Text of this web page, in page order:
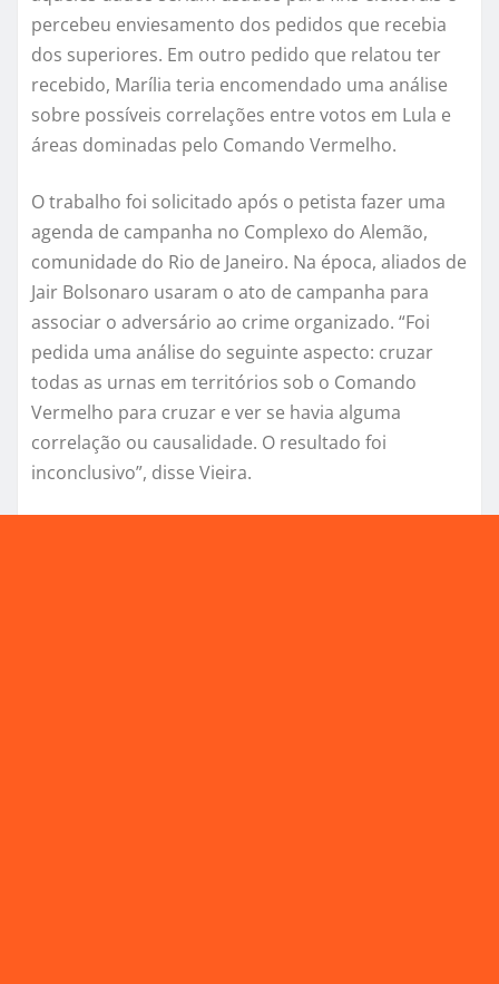
percebeu enviesamento dos pedidos que recebia
dos superiores. Em outro pedido que relatou ter
recebido, Marília teria encomendado uma análise
sobre possíveis correlações entre votos em Lula e
áreas dominadas pelo Comando Vermelho.
O trabalho foi solicitado após o petista fazer uma
agenda de campanha no Complexo do Alemão,
comunidade do Rio de Janeiro. Na época, aliados de
Jair Bolsonaro usaram o ato de campanha para
associar o adversário ao crime organizado. “Foi
pedida uma análise do seguinte aspecto: cruzar
todas as urnas em territórios sob o Comando
Vermelho para cruzar e ver se havia alguma
correlação ou causalidade. O resultado foi
inconclusivo”, disse Vieira.